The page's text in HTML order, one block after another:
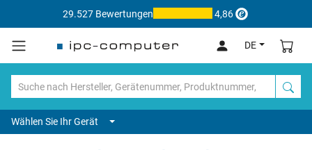
29.527 Bewertungen 4,86
DE
Wählen Sie Ihr Gerät